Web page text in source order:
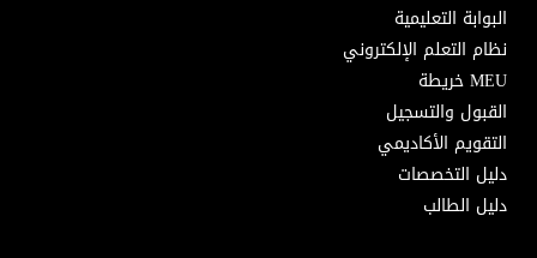
البوابة التعليمية
نظام التعلم الإلكتروني
MEU خريطة
القبول والتسجيل
التقويم الأكاديمي
دليل التخصصات
دليل الطالب